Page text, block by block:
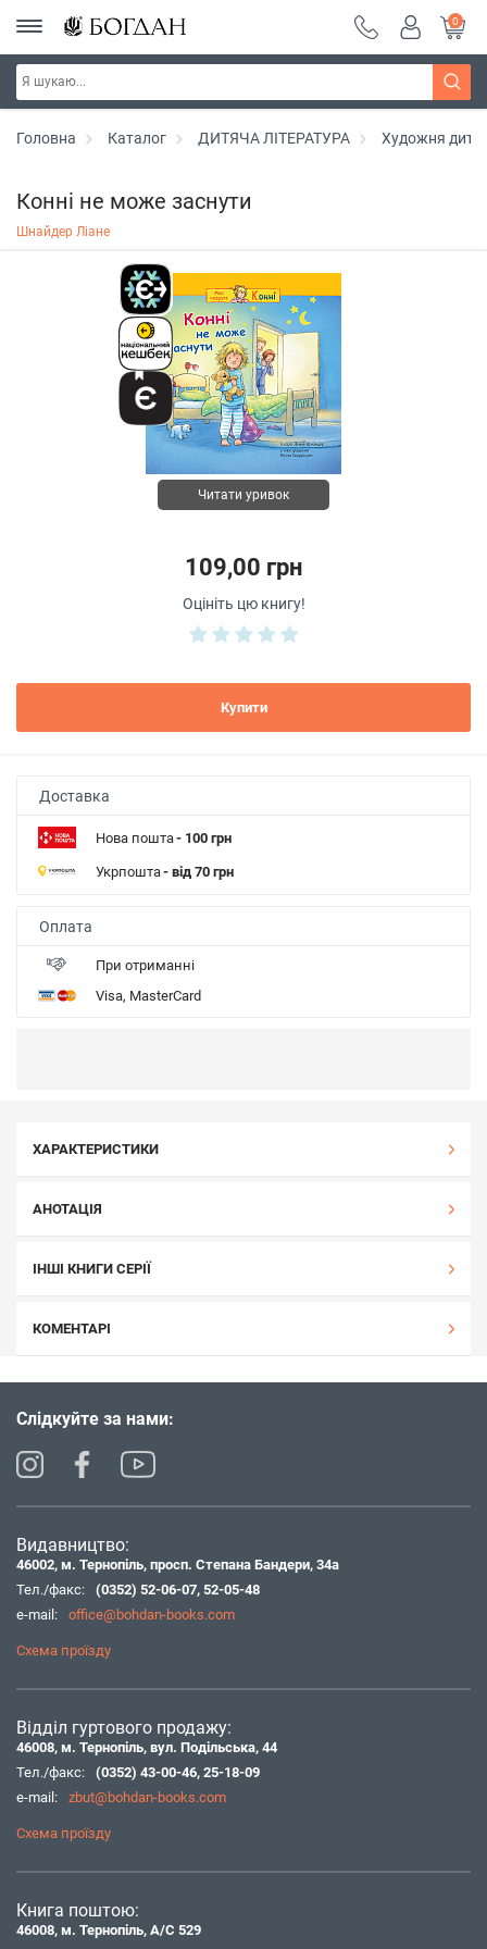
0
Головна Каталог ДИТЯЧА ЛІТЕРАТУРА Художня
Конні не може заснути
Шнайдер Ліане
Читати уривок
109,00 грн
Оцініть цю книгу!
Купити
Доставка
Нова пошта- 100 грн
Укрпошта- від 70 грн
Оплата
При отриманні
Visa, MasterCard
ХАРАКТЕРИСТИКИ
АНОТАЦІЯ
ІНШІ КНИГИ СЕРІЇ
КОМЕНТАРІ
Слідкуйте за нами:
Видавництво:
46002, м. Тернопіль, просп. Степана Бандери, 34а
Тел./факс:
(0352) 52-06-07, 52-05-48
e-mail:
office@bohdan-books.com
Схема проїзду
Відділ гуртового продажу:
46008, м. Тернопіль, вул. Подільська, 44
Тел./факс:
(0352) 43-00-46, 25-18-09
e-mail:
zbut@bohdan-books.com
Схема проїзду
Книга поштою:
46008, м. Тернопіль, А/С 529